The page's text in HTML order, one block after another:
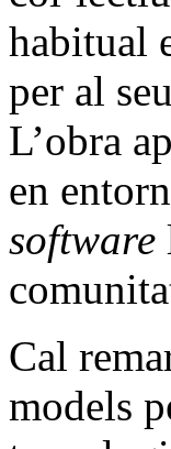
habitual
per al
L’obra
en
software
Cal
models